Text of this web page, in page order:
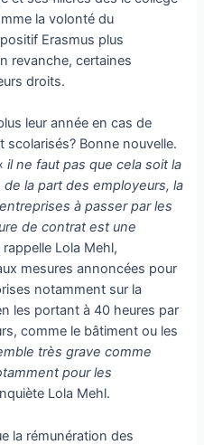
la volonté du
Erasmus plus
revanche, certaines
droits.
leur année en cas de
Bonne nouvelle.
il ne faut pas que cela soit la
la part des employeurs, la
à passer par les
de contrat est une
rappelle Lola Mehl,
mesures annoncées pour
notamment sur la
les portant à 40 heures par
comme le bâtiment ou les
très grave comme
pour les
Lola Mehl.
la rémunération des